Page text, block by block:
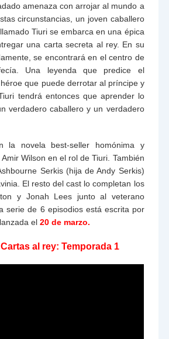
amenaza con arrojar al mundo a
circunstancias, un joven caballero
Tiuri se embarca en una épica
una carta secreta al rey. En su
se encontrará en el centro de
Una leyenda que predice el
que puede derrotar al príncipe y
tendrá entonces que aprender lo
verdadero caballero y un verdadero
la novela best-seller homónima y
Wilson en el rol de Tiuri. También
Serkis (hija de Andy Serkis)
El resto del cast lo completan los
y Jonah Lees junto al veterano
serie de 6 episodios está escrita por
el20 de marzo.
al rey: Temporada 1